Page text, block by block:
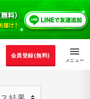
会員登録(無料)